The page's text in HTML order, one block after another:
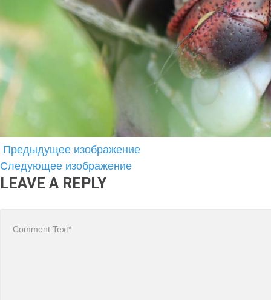
Предыдущее изображение
Следующее изображение
LEAVE A REPLY